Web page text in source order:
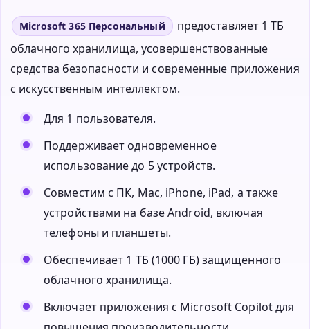
Microsoft 365 Персональный
предоставляет 1 ТБ
облачного хранилища, усовершенствованные
средства безопасности и современные приложения
с искусственным интеллектом.
Для 1 пользователя.
Поддерживает одновременное
использование до 5 устройств.
Совместим с ПК, Mac, iPhone, iPad, а также
устройствами на базе Android, включая
телефоны и планшеты.
Обеспечивает 1 ТБ (1000 ГБ) защищенного
облачного хранилища.
Включает приложения с Microsoft Copilot для